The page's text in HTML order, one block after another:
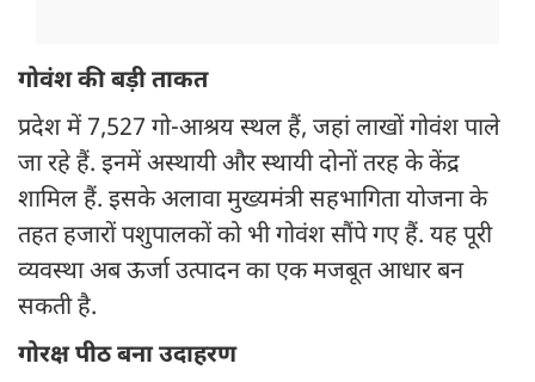
गोवंश की बड़ी ताकत
प्रदेश में 7,527 गो-आश्रय स्थल हैं, जहां लाखों गोवंश पाले
जा रहे हैं. इनमें अस्थायी और स्थायी दोनों तरह के केंद्र
शामिल हैं. इसके अलावा मुख्यमंत्री सहभागिता योजना के
तहत हजारों पशुपालकों को भी गोवंश सौंपे गए हैं. यह पूरी
व्यवस्था अब ऊर्जा उत्पादन का एक मजबूत आधार बन
सकती है.
गोरक्ष पीठ बना उदाहरण